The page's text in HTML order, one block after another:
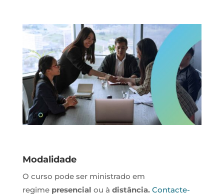
Modalidade
O curso pode ser ministrado em
regime presencial ou à distância. Contacte-